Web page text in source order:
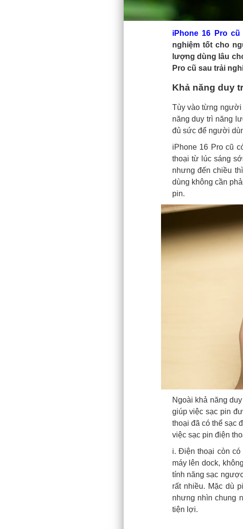
iPhone 16 Pro cũ
nghiệm tốt cho
lượng dùng lâu
Pro cũ sau trải
Khả năng duy
Tùy vào từng người
năng duy trì năng
đủ sức để người
iPhone 16 Pro cũ
thoại từ lúc sáng
nhưng đến chiều
dùng không cần
pin.
Ngoài khả năng
giúp việc sạc pin
thoại đã có thể sạc
việc sạc pin điện
i. Điện thoại còn
máy lên dock,
tính năng sạc
rất nhiều. Mặc dù
nhưng nhìn chung
tiện lợi.